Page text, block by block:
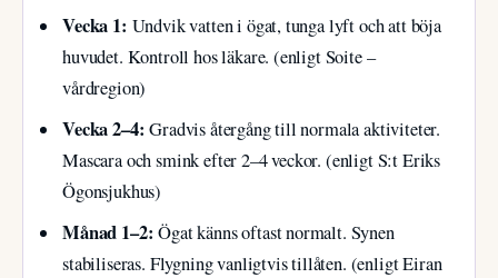
Vecka 1: Undvik vatten i ögat, tunga lyft och att böja
huvudet. Kontroll hos läkare. (enligt Soite –
vårdregion)
Vecka 2–4: Gradvis återgång till normala aktiviteter.
Mascara och smink efter 2–4 veckor. (enligt S:t Eriks
Ögonsjukhus)
Månad 1–2: Ögat känns oftast normalt. Synen
stabiliseras. Flygning vanligtvis tillåten. (enligt Eiran